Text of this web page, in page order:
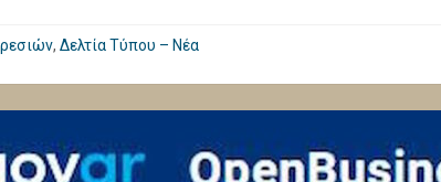
, Δελτία Τύπου – Νέα